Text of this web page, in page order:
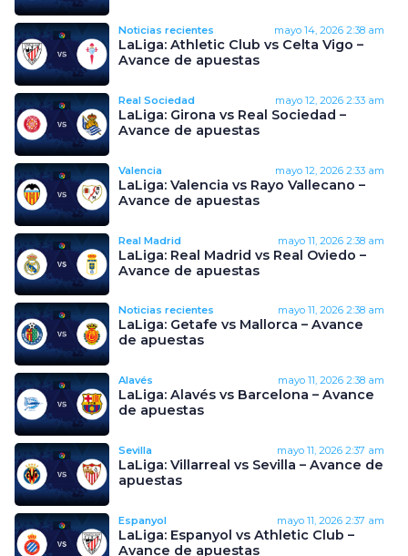
Noticias recientes mayo 14, 2026 2:38 am
LaLiga: Athletic Club vs Celta Vigo –
Avance de apuestas
Real Sociedad mayo 12, 2026 2:33 am
LaLiga: Girona vs Real Sociedad –
Avance de apuestas
Valencia mayo 12, 2026 2:33 am
LaLiga: Valencia vs Rayo Vallecano –
Avance de apuestas
Real Madrid mayo 11, 2026 2:38 am
LaLiga: Real Madrid vs Real Oviedo –
Avance de apuestas
Noticias recientes mayo 11, 2026 2:38 am
LaLiga: Getafe vs Mallorca – Avance
de apuestas
Alavés mayo 11, 2026 2:38 am
LaLiga: Alavés vs Barcelona – Avance
de apuestas
Sevilla mayo 11, 2026 2:37 am
LaLiga: Villarreal vs Sevilla – Avance de
apuestas
Espanyol mayo 11, 2026 2:37 am
LaLiga: Espanyol vs Athletic Club –
Avance de apuestas